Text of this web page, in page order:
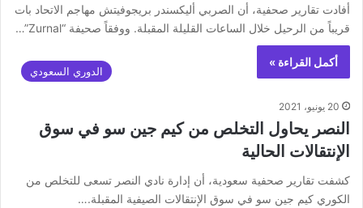
أفادت تقارير صحفية، أن الصربي أليكسندر بريجوفيتش مهاجم الاتحاد بات
قريباً من الرحيل خلال الساعات القليلة المقبلة. ووفقاً ‏صحيفة “Zurnal”…
أكمل القراءة »
الدوري السعودي
20 يونيو، 2021
النصر يحاول التخلص من كيم جين سو في سوق
الإنتقالات الحالية
كشفت تقارير صحفية سعودية، أن إدارة نادي النصر تسعى للتخلص من
الكوري كيم جين سو في سوق الإنتقالات الصيفية المقبلة.…